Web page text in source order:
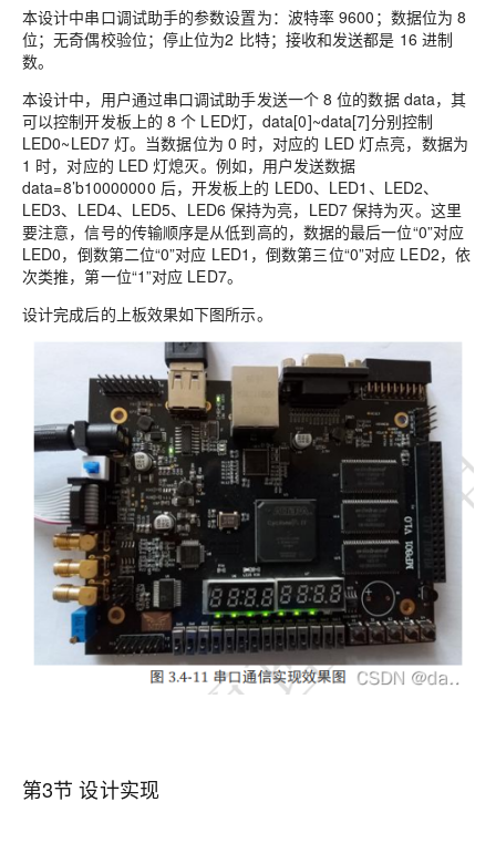
本设计中串口调试助手的参数设置为：波特率 9600；数据位为 8
位；无奇偶校验位；停止位为2 比特；接收和发送都是 16 进制
数。
本设计中，用户通过串口调试助手发送一个 8 位的数据 data，其
可以控制开发板上的 8 个 LED灯，data[0]~data[7]分别控制
LED0~LED7 灯。当数据位为 0 时，对应的 LED 灯点亮，数据为
1 时，对应的 LED 灯熄灭。例如，用户发送数据
data=8’b10000000 后，开发板上的 LED0、LED1、LED2、
LED3、LED4、LED5、LED6 保持为亮，LED7 保持为灭。这里
要注意，信号的传输顺序是从低到高的，数据的最后一位“0”对应
LED0，倒数第二位“0”对应 LED1，倒数第三位“0”对应 LED2，依
次类推，第一位“1”对应 LED7。
设计完成后的上板效果如下图所示。
第3节 设计实现